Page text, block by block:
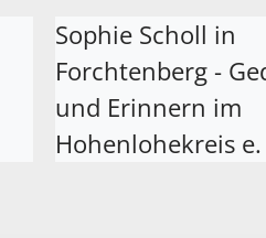
Sophie Scholl in
Forchtenberg -
und Erinnern im
Hohenlohekreis e.